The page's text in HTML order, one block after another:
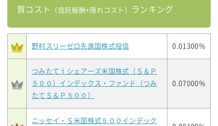
質コスト
（信託報酬+隠れコスト） ランキング
野村スリーゼロ先進国株式投信 0.01300%
つみたてｉシェアーズ米国株式（Ｓ＆Ｐ
５００）インデックス・ファンド（つみ
たてＳ＆Ｐ５００）
0.07000%
ニッセイ・Ｓ米国株式５００インデック